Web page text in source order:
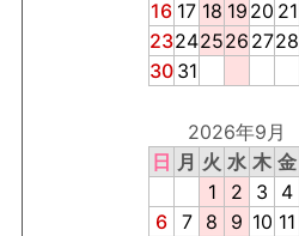
16 17 18 19 20 21
23242526 2728
30 31
2026年9月
日 月 火 水 木 金
1
2 3 4
6 7 8 9 10 11